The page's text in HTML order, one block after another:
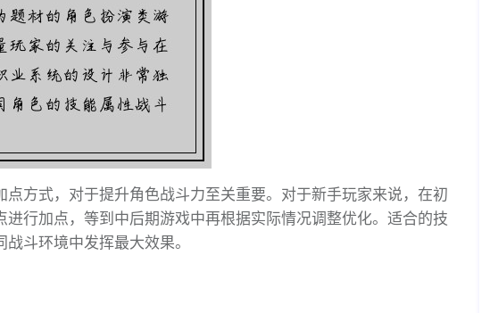
方式，对于提升角色战斗力至关重要。对于新手玩家来说，在初
行加点，等到中后期游戏中再根据实际情况调整优化。适合的技
斗环境中发挥最大效果。